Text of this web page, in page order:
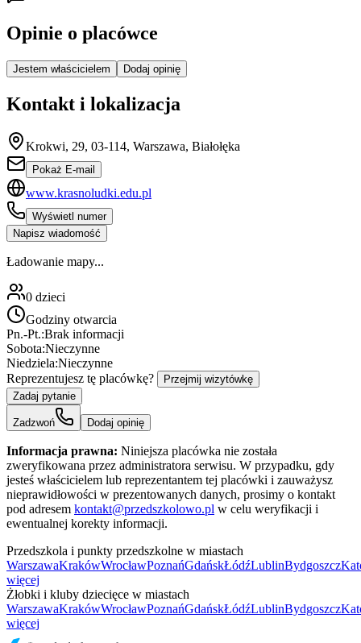
Opinie o placówce
Jestem właścicielem Dodaj opinię
Kontakt i lokalizacja
Krokwi, 29, 03-114, Warszawa, Białołęka
Pokaż E-mail
www.krasnoludki.edu.pl
Wyświetl numer
Napisz wiadomość
Ładowanie mapy...
0 dzieci
Godziny otwarcia
Pn.-Pt.:Brak informacji
Sobota:Nieczynne
Niedziela:Nieczynne
Reprezentujesz tę placówkę?
Przejmij wizytówkę
Zadaj pytanie
Zadzwoń Dodaj opinię
Informacja prawna: Niniejsza placówka nie została
zweryfikowana przez administratora serwisu. W przypadku, gdy
jesteś właścicielem lub reprezentantem tej placówki i zauważysz
nieprawidłowości w prezentowanych danych, prosimy o kontakt
pod adresem kontakt@przedszkolowo.pl w celu weryfikacji i
ewentualnej korekty informacji.
Przedszkola i punkty przedszkolne w miastach
WarszawaKrakówWrocławPoznańGdańskŁódźLublinBydgoszcz
więcej
Żłobki i kluby dziecięce w miastach
WarszawaKrakówWrocławPoznańGdańskŁódźLublinBydgoszcz
więcej